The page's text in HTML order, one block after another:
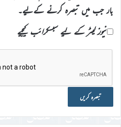
بار جب میں تبصرہ کرنے کےلیے۔
نیوز لیٹر کے لیے سبسکرائب کیجیے